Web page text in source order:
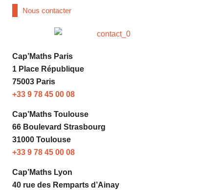
Nous contacter
Cap’Maths Paris
1 Place République
75003 Paris
+33 9 78 45 00 08
Cap’Maths Toulouse
66 Boulevard Strasbourg
31000 Toulouse
+33 9 78 45 00 08
Cap’Maths Lyon
40 rue des Remparts d’Ainay